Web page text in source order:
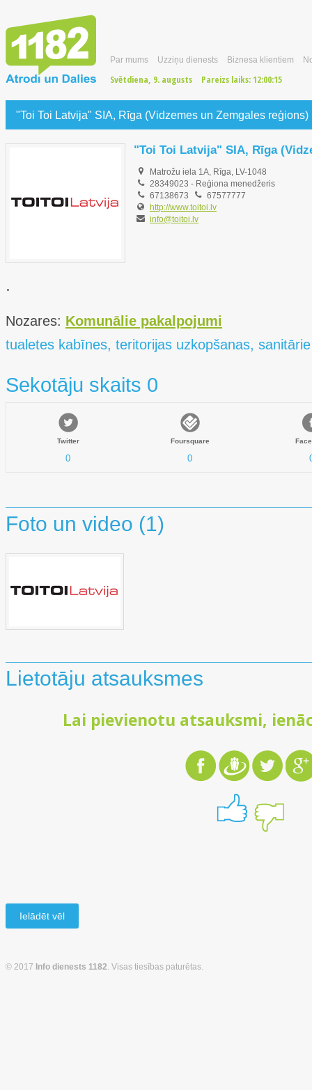
Par mums Uzziņu dienests Biznesa klientiem
Svētdiena, 9. augusts Pareizs laiks: 12:00:16
"Toi Toi Latvija" SIA, Rīga (Vidzemes un Zemgales reģions)
"Toi Toi Latvija" SIA, Rīga
Matrožu iela 1A, Rīga, LV-1048
28349023 - Reģiona menedžeris
67138673
67577777
http://www.toitoi.lv
info@toitoi.lv
.
Nozares: Komunālie pakalpojumi
tualetes kabīnes, teritorijas uzkopšanas,
Sekotāju skaits 0
Twitter
0
Foursquare
0
Foto un video (1)
Lietotāju atsauksmes
Lai pievienotu atsauksmi,
Ielādēt vēl
© 2017 Info dienests 1182. Visas tiesības paturētas.